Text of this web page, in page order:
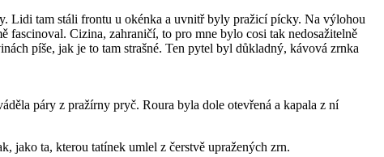
Lidi tam stáli frontu u okénka a uvnitř byly pražicí pícky. Na výlohou
fascinoval. Cizina, zahraničí, to pro mne bylo cosi tak nedosažitelně
píše, jak je to tam strašné. Ten pytel byl důkladný, kávová zrnka
páry z pražírny pryč. Roura byla dole otevřená a kapala z ní
jako ta, kterou tatínek umlel z čerstvě upražených zrn.